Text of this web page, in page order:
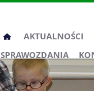
Przeskocz
do
treści
AKTUALNOŚCI
SPRAWOZDANIA